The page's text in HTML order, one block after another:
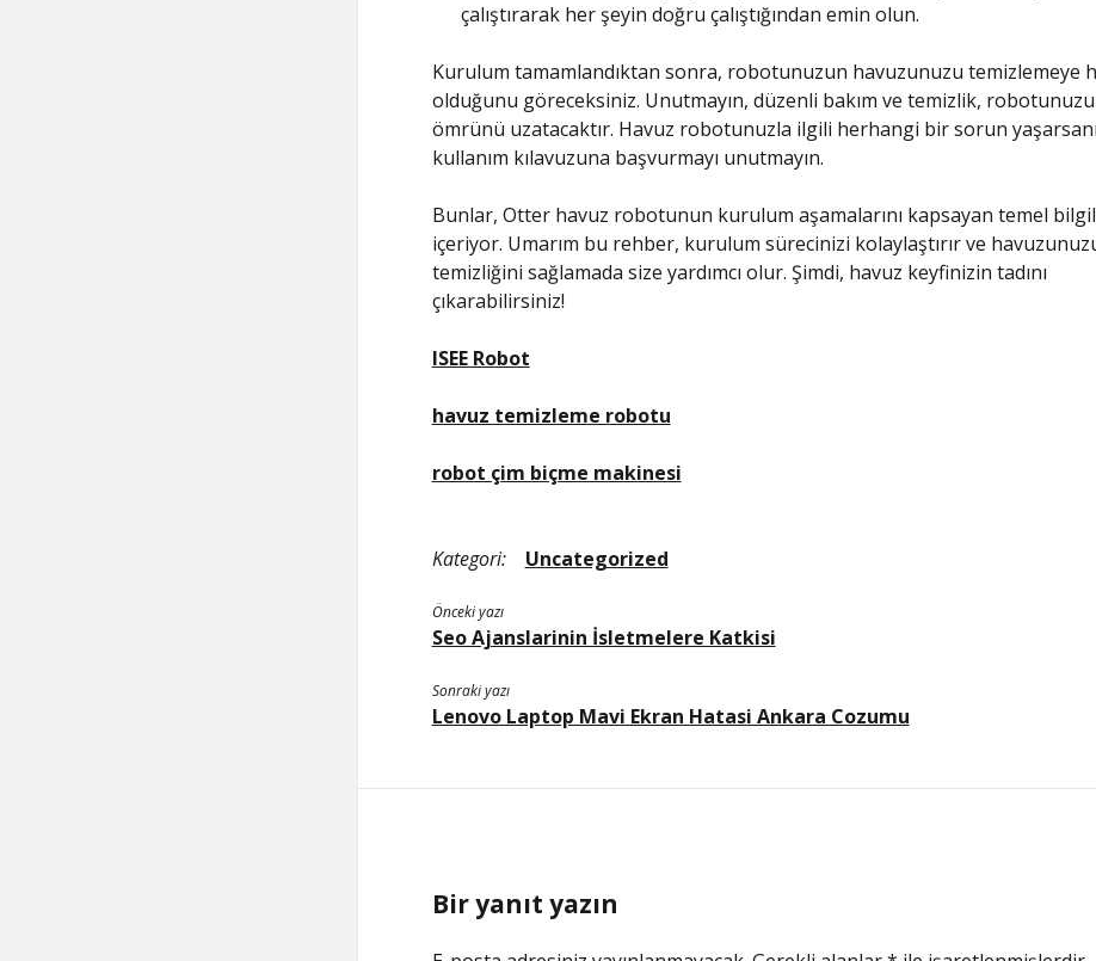
çalıştırarak her şeyin doğru çalıştığından emin olun.
Kurulum tamamlandıktan sonra, robotunuzun havuzunuzu temizlemeye
olduğunu göreceksiniz. Unutmayın, düzenli bakım ve temizlik,
ömrünü uzatacaktır. Havuz robotunuzla ilgili herhangi bir sorun
kullanım kılavuzuna başvurmayı unutmayın.
Bunlar, Otter havuz robotunun kurulum aşamalarını kapsayan temel
içeriyor. Umarım bu rehber, kurulum sürecinizi kolaylaştırır ve
temizliğini sağlamada size yardımcı olur. Şimdi, havuz keyfinizin tadını
çıkarabilirsiniz!
ISEE Robot
havuz temizleme robotu
robot çim biçme makinesi
Kategori: Uncategorized
Önceki yazı
Seo Ajanslarinin İsletmelere Katkisi
Sonraki yazı
Lenovo Laptop Mavi Ekran Hatasi Ankara Cozumu
Bir yanıt yazın